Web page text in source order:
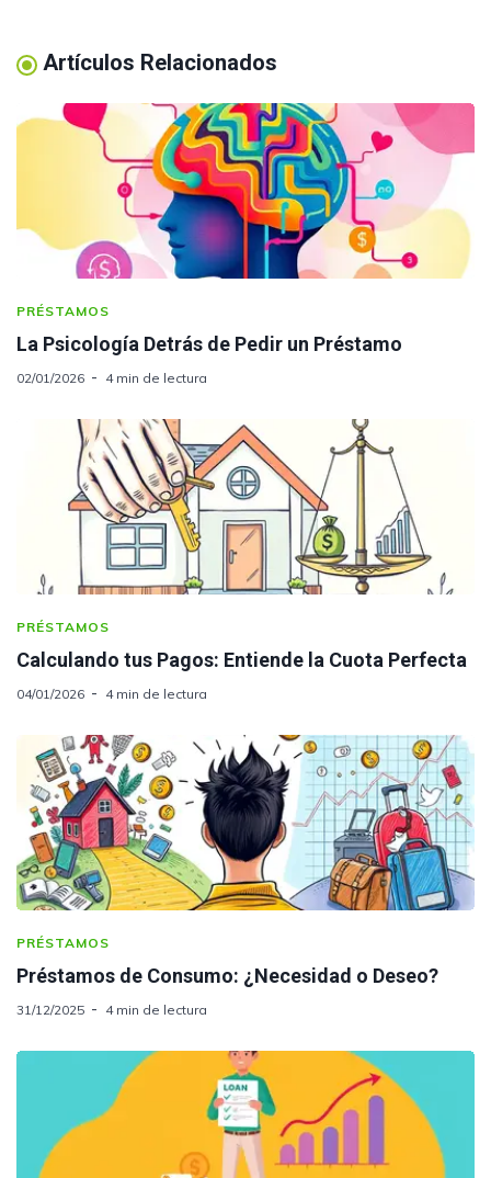
Artículos Relacionados
PRÉSTAMOS
La Psicología Detrás de Pedir un Préstamo
02/01/2026 4 min de lectura
PRÉSTAMOS
Calculando tus Pagos: Entiende la Cuota Perfecta
04/01/2026 4 min de lectura
PRÉSTAMOS
Préstamos de Consumo: ¿Necesidad o Deseo?
31/12/2025 4 min de lectura